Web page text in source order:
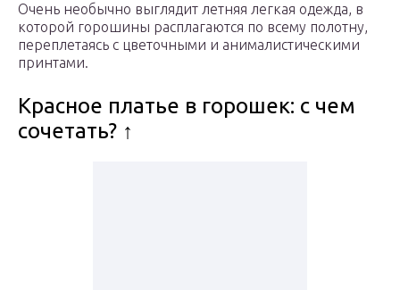
Очень необычно выглядит летняя легкая одежда, в
которой горошины расплагаются по всему полотну,
переплетаясь с цветочными и анималистическими
принтами.
Красное платье в горошек: с чем
сочетать? ↑